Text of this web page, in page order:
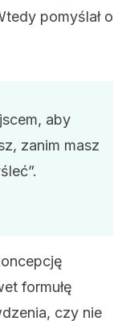
pomyślał o
aby
zanim masz
formułę
czy nie